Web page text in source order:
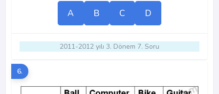
A B C D
2011-2012 yılı 3. Dönem 7. Soru
6.